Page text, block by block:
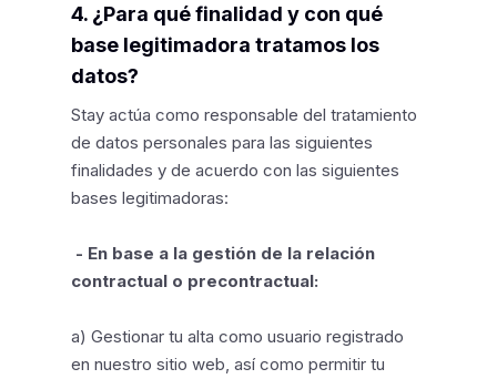
4. ¿Para qué finalidad y con qué
base legitimadora tratamos los
datos?
Stay actúa como responsable del tratamiento
de datos personales para las siguientes
finalidades y de acuerdo con las siguientes
bases legitimadoras:
- En base a la gestión de la relación
contractual o precontractual:
a) Gestionar tu alta como usuario registrado
en nuestro sitio web, así como permitir tu